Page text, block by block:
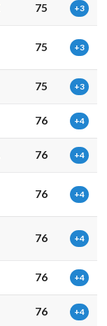
75 +3
75 +3
75 +3
76 +4
76 +4
76 +4
76 +4
76 +4
76 +4